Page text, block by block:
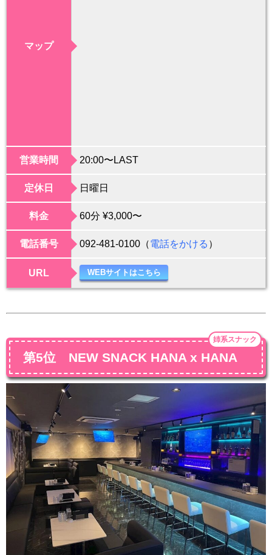
マップ
営業時間 20:00〜LAST
定休日 日曜日
料金 60分 ¥3,000〜
電話番号 092-481-0100（電話をかける ）
URL WEBサイトはこちら
第5位 NEW SNACK HANA x HANA
姉系スナック